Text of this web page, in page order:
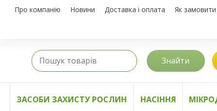
Про компанію Новини Доставка і оплата Як замовити
Знайти
ЗАСОБИ ЗАХИСТУ РОСЛИН НАСІННЯ